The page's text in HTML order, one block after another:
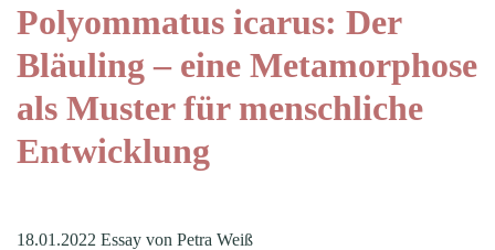
Polyommatus icarus: Der
Bläuling – eine Metamorphose
als Muster für menschliche
Entwicklung
18.01.2022 Essay von Petra Weiß